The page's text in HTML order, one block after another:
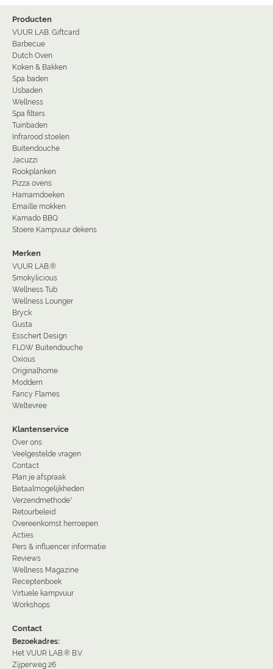
Producten
VUUR LAB. Giftcard
Barbecue
Dutch Oven
Koken & Bakken
Spa baden
IJsbaden
Wellness
Spa filters
Tuinbaden
Infrarood stoelen
Buitendouche
Jacuzzi
Rookplanken
Pizza ovens
Hamamdoeken
Emaille mokken
Kamado BBQ
Stoere Kampvuur dekens
Merken
VUUR LAB.®
Smokylicious
Wellness Tub
Wellness Lounger
Bryck
Gusta
Esschert Design
FLOW Buitendouche
Oxious
Originalhome
Moddern
Fancy Flames
Weltevree
Klantenservice
Over ons
Veelgestelde vragen
Contact
Plan je afspraak
Betaalmogelijkheden
Verzendmethode*
Retourbeleid
Overeenkomst herroepen
Acties
Pers & influencer informatie
Reviews
Wellness Magazine
Receptenboek
Virtuele kampvuur
Workshops
Contact
Bezoekadres:
Het VUUR LAB.® B.V.
Zijperweg 26